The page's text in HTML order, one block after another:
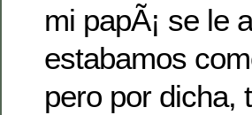
mi papÃ¡ se le
estabamos
pero por dicha,